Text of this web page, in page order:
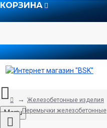
КОРЗИНА
Menu
Железобетонные изделия
Перемычки железобетонные